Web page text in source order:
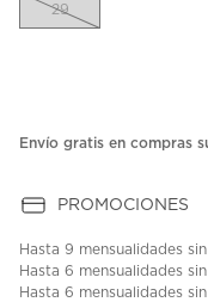
29
Envío gratis en compras
PROMOCIONES
Hasta 9 mensualidades
Hasta 6 mensualidades
Hasta 6 mensualidades